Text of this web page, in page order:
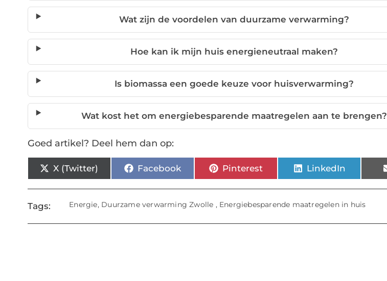
Wat zijn de voordelen van duurzame verwarming?
Hoe kan ik mijn huis energieneutraal maken?
Is biomassa een goede keuze voor huisverwarming?
Wat kost het om energiebesparende maatregelen aan te brengen?
Goed artikel? Deel hem dan op:
X (Twitter) Facebook Pinterest LinkedIn
Tags: Energie, Duurzame verwarming Zwolle , Energiebesparende maatregelen in huis